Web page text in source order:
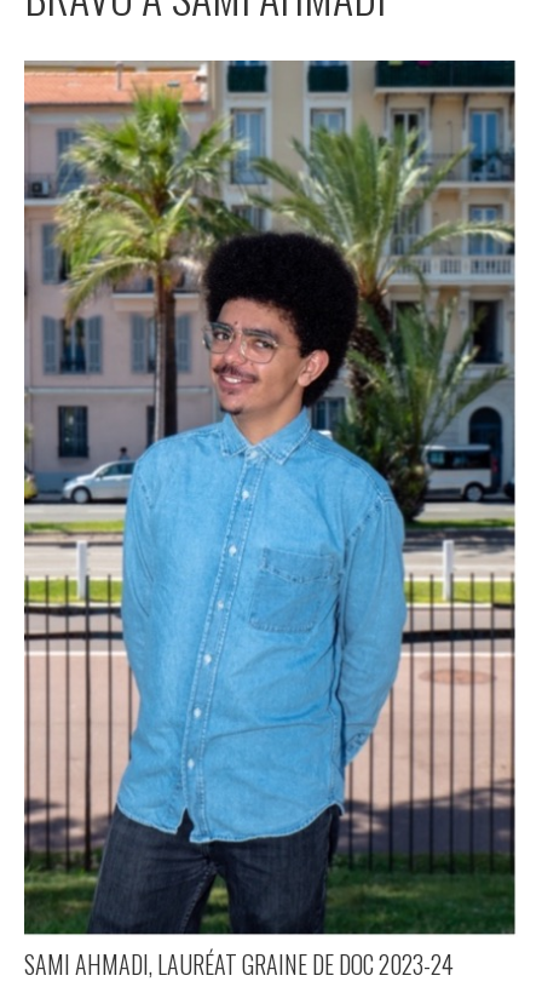
SAMI AHMADI, LAURÉAT GRAINE DE DOC 2023-24